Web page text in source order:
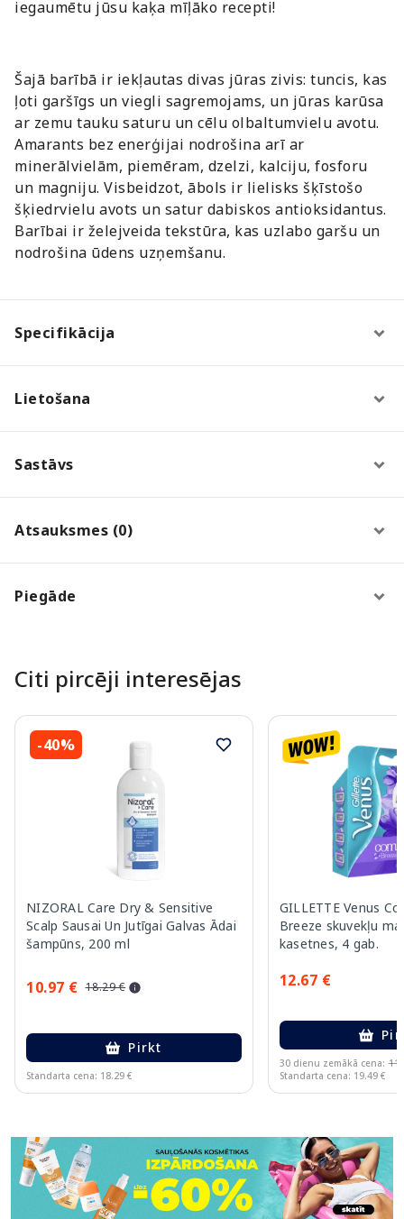
iegaumētu jūsu kaķa mīļāko recepti!
Šajā barībā ir iekļautas divas jūras zivis: tuncis, kas
ļoti garšīgs un viegli sagremojams, un jūras karūsa
ar zemu tauku saturu un cēlu olbaltumvielu avotu.
Amarants bez enerģijai nodrošina arī ar
minerālvielām, piemēram, dzelzi, kalciju, fosforu
un magniju. Visbeidzot, ābols ir lielisks šķīstošo
šķiedrvielu avots un satur dabiskos antioksidantus.
Barībai ir želejveida tekstūra, kas uzlabo garšu un
nodrošina ūdens uzņemšanu.
Specifikācija
Lietošana
Sastāvs
Atsauksmes (0)
Piegāde
Citi pircēji interesējas
-40%
NIZORAL Care Dry & Sensitive
Scalp Sausai Un Jutīgai Galvas Ādai
šampūns, 200 ml
10.97 € 18.29 €
Pirkt
Standarta cena: 18.29 €
GILLETTE Venus
Breeze skuvekļu
kasetnes, 4 gab.
12.67 €
30 dienu zemākā cena:
Standarta cena: 19.49 €